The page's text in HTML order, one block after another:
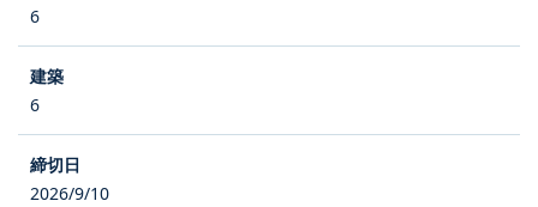
6
6
2026/9/10